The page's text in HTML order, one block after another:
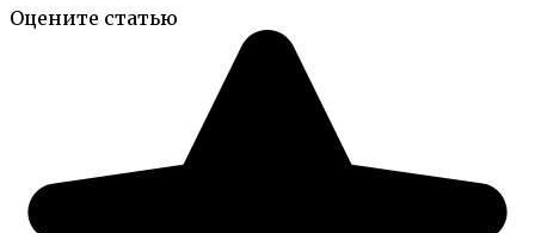
Оцените статью